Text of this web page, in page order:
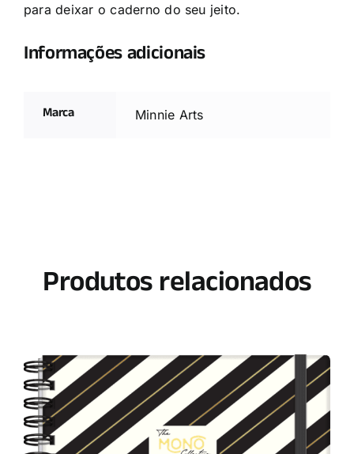
para deixar o caderno do seu jeito.
Informações adicionais
Marca Minnie Arts
Produtos relacionados